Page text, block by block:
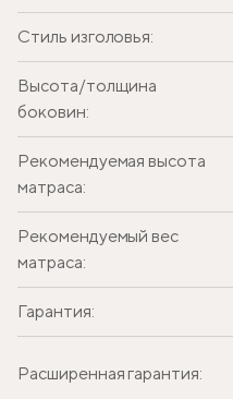
Стиль изголовья:
Высота/толщина
боковин:
Рекомендуемая высота
матраса:
Рекомендуемый вес
матраса:
Гарантия:
Расширенная гарантия: